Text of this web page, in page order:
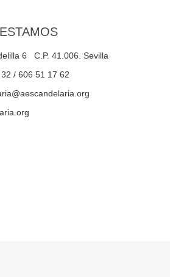
6 C.P. 41.006. Sevilla
/ 606 51 17 62